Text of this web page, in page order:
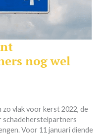
nog wel
vlak voor kerst 2022, de
schadeherstelpartners
Voor 11 januari diende